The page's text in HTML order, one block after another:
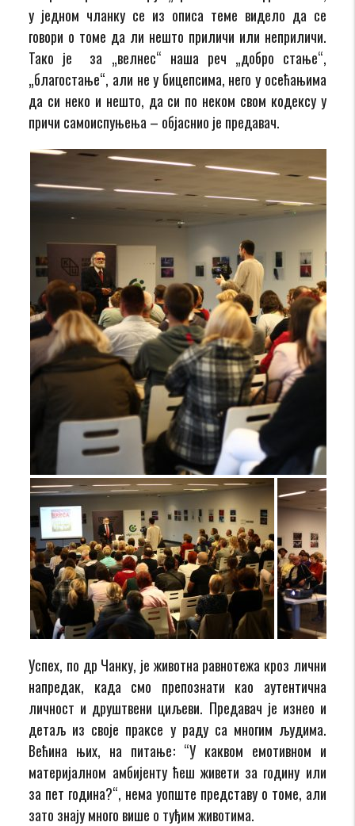
у једном чланку се из описа теме видело да се
говори о томе да ли нешто приличи или неприличи.
Тако је за „велнес“ наша реч „добро стање“,
„благостање“, али не у бицепсима, него у осећањима
да си неко и нешто, да си по неком свом кодексу у
причи самоиспуњења – објаснио је предавач.
Успех, по др Чанку, је животна равнотежа кроз лични
напредак, када смо препознати као аутентична
личност и друштвени циљеви. Предавач је изнео и
детаљ из своје праксе у раду са многим људима.
Већина њих, на питање: “У каквом емотивном и
материјалном амбијенту ћеш живети за годину или
за пет година?“, нема уопште представу о томе, али
зато знају много више о туђим животима.